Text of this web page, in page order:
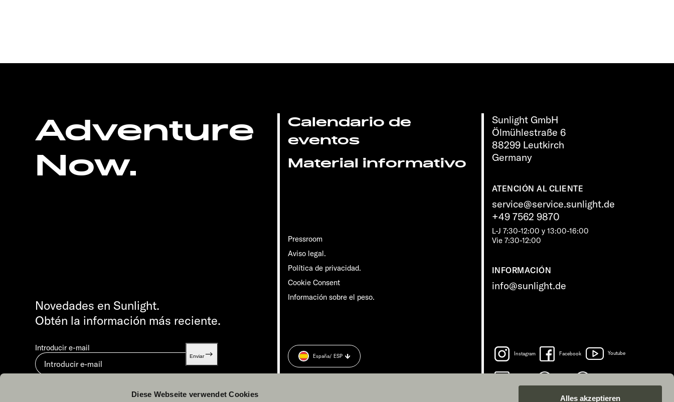
Diese Webseite verwendet Cookies Alles akzeptieren
Adventure
Now.
Sunlight GmbH
Ölmühlestraße 6
88299 Leutkirch
Germany
ATENCIÓN AL CLIENTE
service@service.sunlight.de
+49 7562 9870
L-J 7:30-12:00 y 13:00-16:00
Vie 7:30-12:00
INFORMACIÓN
info@sunlight.de
Calendario de
eventos
Material informativo
Pressroom
Aviso legal.
Política de privacidad.
Cookie Consent
Información sobre el peso.
Novedades en Sunlight.
Obtén la información más reciente.
Introducir e-mail
Enviar Instagram Facebook Youtube
España/ ESP